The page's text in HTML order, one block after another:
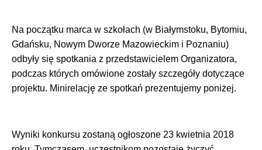
Na początku marca w szkołach (w Białymstoku, Bytomiu,
Gdańsku, Nowym Dworze Mazowieckim i Poznaniu)
odbyły się spotkania z przedstawicielem Organizatora,
podczas których omówione zostały szczegóły dotyczące
projektu. Minirelację ze spotkań prezentujemy poniżej.
Wyniki konkursu zostaną ogłoszone 23 kwietnia 2018